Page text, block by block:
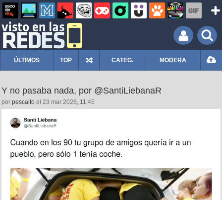
ÚLTIMOS TOP CATEG. MODERA
Y no pasaba nada, por @SantiLiebanaR
por pescaito el 23 mar 2026, 11:45